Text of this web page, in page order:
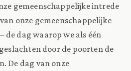
gemeenschappelijke intrede
onze gemeenschappelijke
dag waarop we als één
door de poorten de
De dag van onze